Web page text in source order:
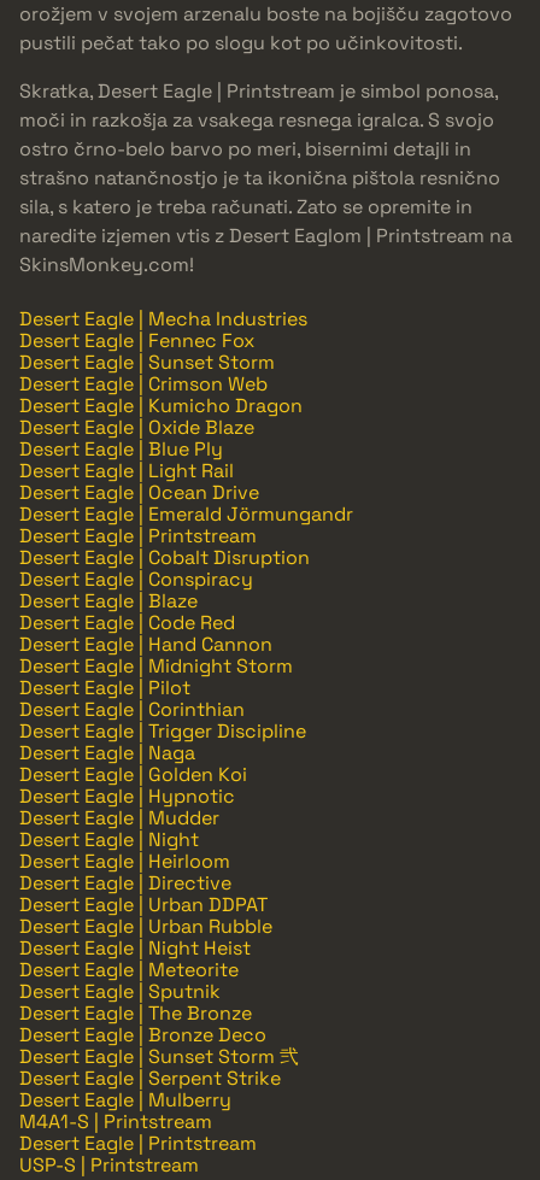
orožjem v svojem arzenalu boste na bojišču zagotovo
pustili pečat tako po slogu kot po učinkovitosti.
Skratka, Desert Eagle | Printstream je simbol ponosa,
moči in razkošja za vsakega resnega igralca. S svojo
ostro črno-belo barvo po meri, bisernimi detajli in
strašno natančnostjo je ta ikonična pištola resnično
sila, s katero je treba računati. Zato se opremite in
naredite izjemen vtis z Desert Eaglom | Printstream na
SkinsMonkey.com!
Desert Eagle | Mecha Industries
Desert Eagle | Fennec Fox
Desert Eagle | Sunset Storm
Desert Eagle | Crimson Web
Desert Eagle | Kumicho Dragon
Desert Eagle | Oxide Blaze
Desert Eagle | Blue Ply
Desert Eagle | Light Rail
Desert Eagle | Ocean Drive
Desert Eagle | Emerald Jörmungandr
Desert Eagle | Printstream
Desert Eagle | Cobalt Disruption
Desert Eagle | Conspiracy
Desert Eagle | Blaze
Desert Eagle | Code Red
Desert Eagle | Hand Cannon
Desert Eagle | Midnight Storm
Desert Eagle | Pilot
Desert Eagle | Corinthian
Desert Eagle | Trigger Discipline
Desert Eagle | Naga
Desert Eagle | Golden Koi
Desert Eagle | Hypnotic
Desert Eagle | Mudder
Desert Eagle | Night
Desert Eagle | Heirloom
Desert Eagle | Directive
Desert Eagle | Urban DDPAT
Desert Eagle | Urban Rubble
Desert Eagle | Night Heist
Desert Eagle | Meteorite
Desert Eagle | Sputnik
Desert Eagle | The Bronze
Desert Eagle | Bronze Deco
Desert Eagle | Sunset Storm 弐
Desert Eagle | Serpent Strike
Desert Eagle | Mulberry
M4A1-S | Printstream
Desert Eagle | Printstream
USP-S | Printstream